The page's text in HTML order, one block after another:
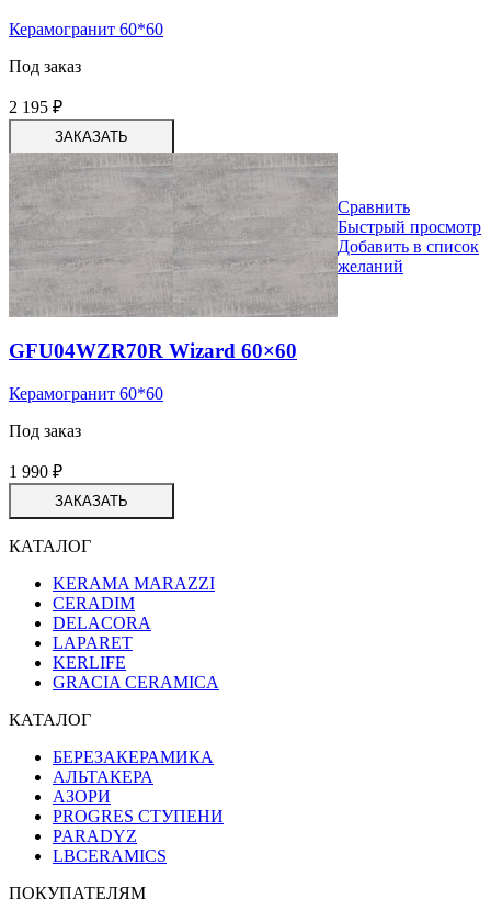
Керамогранит 60*60
Под заказ
2 195 ₽
ЗАКАЗАТЬ
Сравнить
Быстрый просмотр
Добавить в список
желаний
GFU04WZR70R Wizard 60×60
Керамогранит 60*60
Под заказ
1 990 ₽
ЗАКАЗАТЬ
КАТАЛОГ
KERAMA MARAZZI
CERADIM
DELACORA
LAPARET
KERLIFE
GRACIA CERAMICA
КАТАЛОГ
БЕРЕЗАКЕРАМИКА
АЛЬТАКЕРА
АЗОРИ
PROGRES СТУПЕНИ
PARADYZ
LBCERAMICS
ПОКУПАТЕЛЯМ